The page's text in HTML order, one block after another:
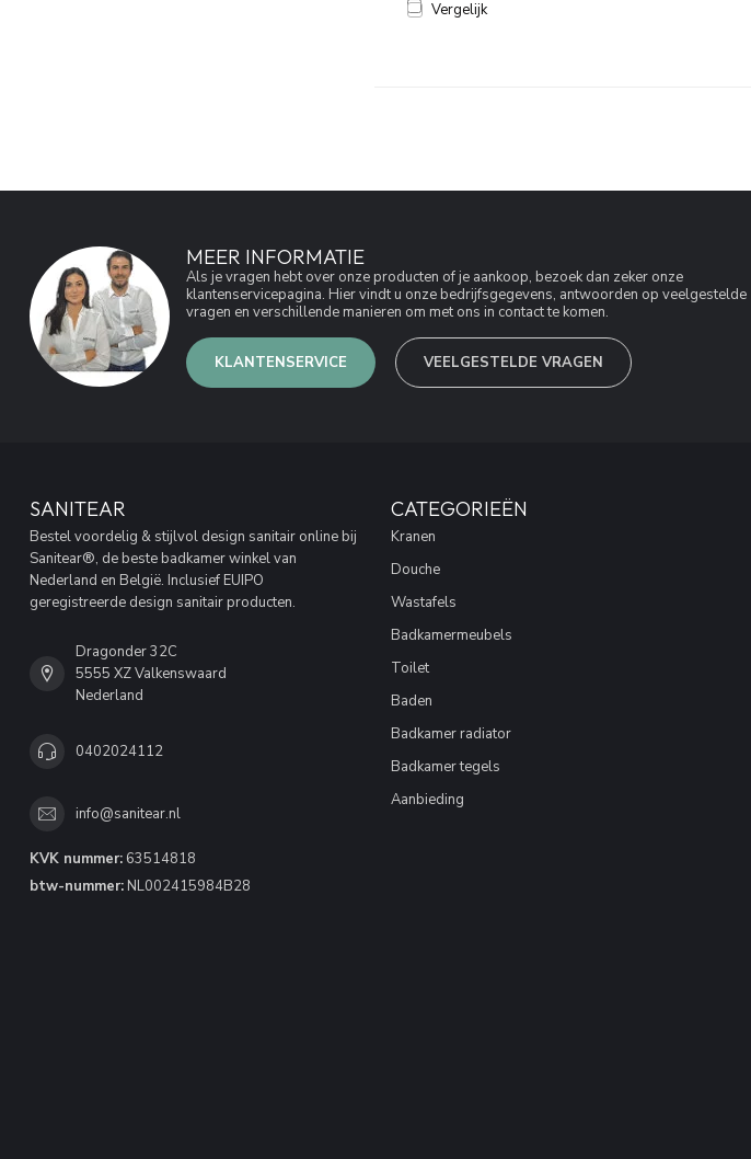
Vergelijk
MEER INFORMATIE
Als je vragen hebt over onze producten of je aankoop, bezoek dan zeker onze
klantenservicepagina. Hier vindt u onze bedrijfsgegevens, antwoorden op veelgestelde
vragen en verschillende manieren om met ons in contact te komen.
KLANTENSERVICE VEELGESTELDE VRAGEN
SANITEAR
Bestel voordelig & stijlvol design sanitair online bij
Sanitear®, de beste badkamer winkel van
Nederland en België. Inclusief EUIPO
geregistreerde design sanitair producten.
Dragonder 32C
5555 XZ Valkenswaard
Nederland
0402024112
info@sanitear.nl
KVK nummer: 63514818
btw-nummer: NL002415984B28
CATEGORIEËN
Kranen
Douche
Wastafels
Badkamermeubels
Toilet
Baden
Badkamer radiator
Badkamer tegels
Aanbieding